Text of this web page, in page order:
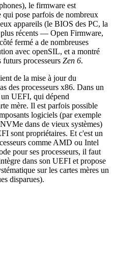
le firmware est
pose parfois de nombreux
appareils (le BIOS des PC, la
récents — Open Firmware,
fermé a de nombreuses
avec openSIL, et a montré
futurs processeurs Zen 6.
de la mise à jour du
des processeurs x86. Dans un
UEFI, qui dépend
mère. Il est parfois possible
logiciels (par exemple
dans de vieux systèmes)
sont propriétaires. Et c'est un
comme AMD ou Intel
pour ses processeurs, il faut
dans son UEFI et propose
sur les cartes mères un
disparues).